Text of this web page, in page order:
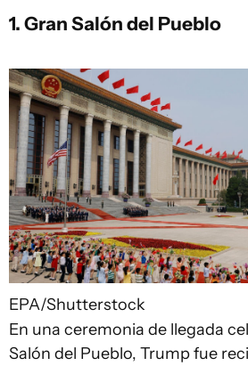
1. Gran Salón del Pueblo
EPA/Shutterstock
En una ceremonia de llegada
Salón del Pueblo, Trump fue